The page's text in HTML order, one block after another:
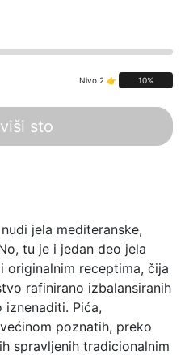
Nivo 2 👉 10%
sto
jela mediteranske,
tu je i jedan deo jela
originalnim receptima, čija
rafinirano izbalansiranih
iznenaditi. Pića,
poznatih, preko
spravljenih tradicionalnim